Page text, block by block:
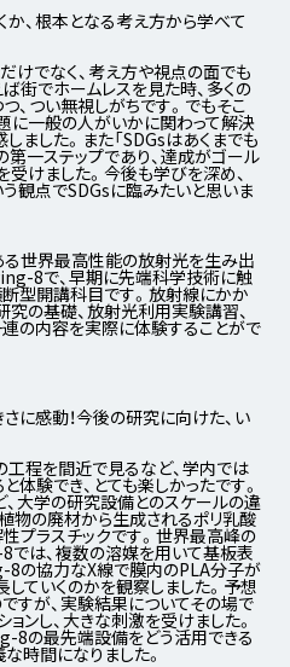
、 根本となる考え方から学べて
けでなく、考え方や視点の面でも
街でホームレスを見た時、多くの
、つい無視しがちです。でもそこ
に一般の人がいかに関わって解決
ました。また「SDGsはあくまでも
一ステップであり、達成がゴール
受けました。今後も学びを深め、
う観点でSDGsに臨みたいと思いま
世界最高性能の放射光を生み出
8で、早期に先端科学技術に触
型開講科目です。放射線にかか
の基礎、放射光利用実験講習、
の内容を実際に体験することがで
に感動！今後の研究に向けた、い
程を間近で見るなど、学内では
験でき、とても楽しかったです。
大学の研究設備とのスケールの違
物の廃材から生成されるポリ乳酸
性プラスチックです。世界最高峰の
は、複数の溶媒を用いて基板表
8の協力なX線で膜内のPLA分子が
ていくのかを観察しました。予想
すが、実験結果についてその場で
ンし、大きな刺激を受けました。
8の最先端設備をどう活用できる
時間になりました。